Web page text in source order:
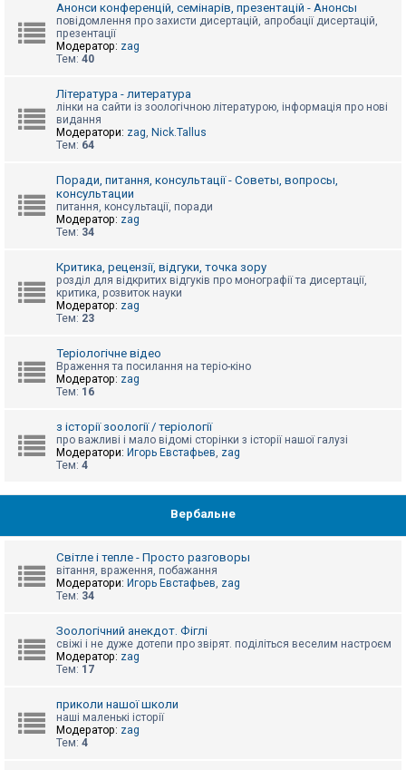
П
м
о
г
Анонси конференцій, семінарів, презентацій - Анонсы
повідомлення про захисти дисертацій, апробації дисертацій,
презентації
Модератор: zag
Тем: 40
Література - литература
лінки на сайти із зоологічною літературою, інформація про нові
видання
Модератори: zag, Nick.Tallus
Тем: 64
Поради, питання, консультації - Советы, вопросы,
консультации
питання, консультації, поради
Модератор: zag
Тем: 34
Критика, рецензії, відгуки, точка зору
розділ для відкритих відгуків про монографії та дисертації,
критика, розвиток науки
Модератор: zag
Тем: 23
Теріологічне відео
Враження та посилання на теріо-кіно
Модератор: zag
Тем: 16
з історії зоології / теріології
про важливі і мало відомі сторінки з історії нашої галузі
Модератори: Игорь Евстафьев, zag
Тем: 4
Вербальне
Світле і тепле - Просто разговоры
вітання, враження, побажання
Модератори: Игорь Евстафьев, zag
Тем: 34
Зоологічний анекдот. Фіглі
свіжі і не дуже дотепи про звірят. поділіться веселим настроєм
Модератор: zag
Тем: 17
приколи нашої школи
наші маленькі історії
Модератор: zag
Тем: 4